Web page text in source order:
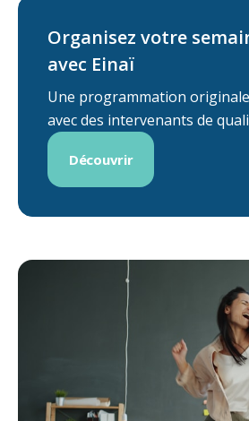
Organisez votre
avec Einaï
Une programmation originale
avec des intervenants de
Découvrir